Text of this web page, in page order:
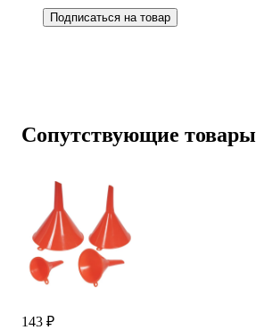
Подписаться на товар
Сопутствующие товары
143 ₽